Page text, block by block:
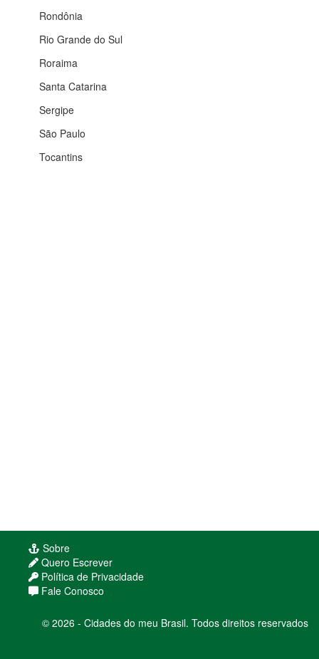
Rondônia
Rio Grande do Sul
Roraima
Santa Catarina
Sergipe
São Paulo
Tocantins
Sobre
Quero Escrever
Política de Privacidade
Fale Conosco
© 2026 - Cidades do meu Brasil. Todos direitos reservados